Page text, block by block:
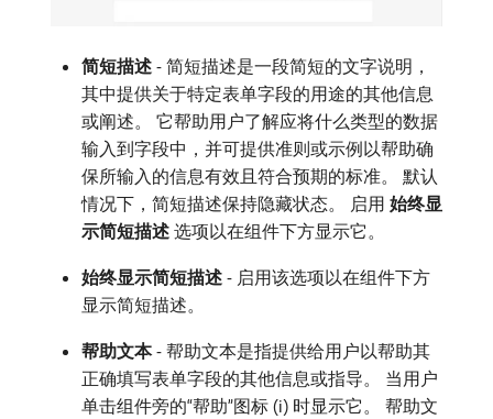
简短描述 - 简短描述是一段简短的文字说明，
其中提供关于特定表单字段的用途的其他信息
或阐述。 它帮助用户了解应将什么类型的数据
输入到字段中，并可提供准则或示例以帮助确
保所输入的信息有效且符合预期的标准。 默认
情况下，简短描述保持隐藏状态。 启用​ 始终显
示简短描述 ​选项以在组件下方显示它。
始终显示简短描述 - 启用该选项以在组件下方
显示简短描述。
帮助文本- 帮助文本是指提供给用户以帮助其
正确填写表单字段的其他信息或指导。 当用户
单击组件旁的“帮助”图标 (i) 时显示它。 帮助文